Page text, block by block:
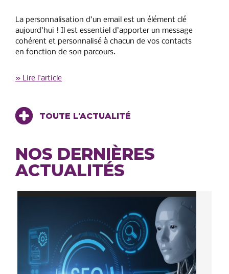
La personnalisation d’un email est un élément clé
aujourd’hui ! Il est essentiel d’apporter un message
cohérent et personnalisé à chacun de vos contacts
en fonction de son parcours.
» Lire l'article
TOUTE L'ACTUALITÉ
NOS DERNIÈRES
ACTUALITÉS